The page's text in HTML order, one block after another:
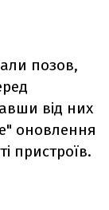
позов,
від них
оновлення
пристроїв.